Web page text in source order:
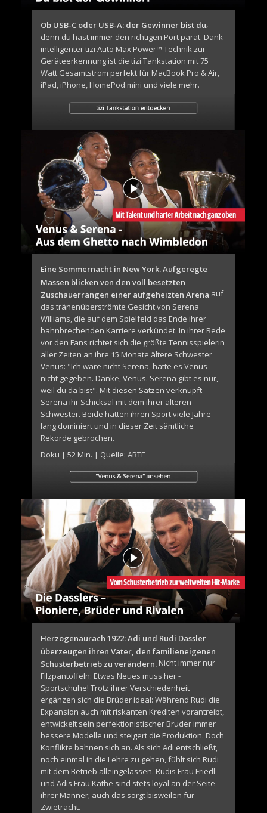
Ob USB-C oder USB-A: der Gewinner bist du,
denn du hast immer den richtigen Port parat. Dank
intelligenter tizi Auto Max Power™ Technik zur
Geräteerkennung ist die tizi Tankstation mit 75
Watt Gesamtstrom perfekt für MacBook Pro & Air,
iPad, iPhone, HomePod mini und viele mehr.
Eine Sommernacht in New York. Aufgeregte
Massen blicken von den voll besetzten
Zuschauerrängen einer aufgeheizten Arena auf
das tränenüberströmte Gesicht von Serena
Williams, die auf dem Spielfeld das Ende ihrer
bahnbrechenden Karriere verkündet. In ihrer Rede
vor den Fans richtet sich die größte Tennisspielerin
aller Zeiten an ihre 15 Monate ältere Schwester
Venus: "Ich wäre nicht Serena, hätte es Venus
nicht gegeben. Danke, Venus. Serena gibt es nur,
weil du da bist". Mit diesen Sätzen verknüpft
Serena ihr Schicksal mit dem ihrer älteren
Schwester. Beide hatten ihren Sport viele Jahre
lang dominiert und in dieser Zeit sämtliche
Rekorde gebrochen.
Doku | 52 Min. | Quelle: ARTE
Herzogenaurach 1922: Adi und Rudi Dassler
überzeugen ihren Vater, den familieneigenen
Schusterbetrieb zu verändern. Nicht immer nur
Filzpantoffeln: Etwas Neues muss her -
Sportschuhe! Trotz ihrer Verschiedenheit
ergänzen sich die Brüder ideal: Während Rudi die
Expansion auch mit riskanten Krediten vorantreibt,
entwickelt sein perfektionistischer Bruder immer
bessere Modelle und steigert die Produktion. Doch
Konflikte bahnen sich an. Als sich Adi entschließt,
noch einmal in die Lehre zu gehen, fühlt sich Rudi
mit dem Betrieb alleingelassen. Rudis Frau Friedl
und Adis Frau Käthe sind stets loyal an der Seite
ihrer Männer; auch das sorgt bisweilen für
Zwietracht.